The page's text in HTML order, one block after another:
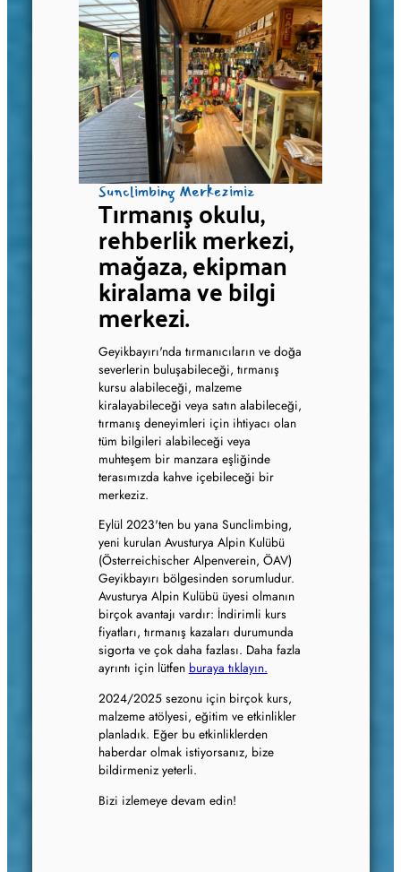
Sunclimbing Merkezimiz
Tırmanış okulu,
rehberlik merkezi,
mağaza, ekipman
kiralama ve bilgi
merkezi.
Geyikbayırı'nda tırmanıcıların ve doğa
severlerin buluşabileceği, tırmanış
kursu alabileceği, malzeme
kiralayabileceği veya satın alabileceği,
tırmanış deneyimleri için ihtiyacı olan
tüm bilgileri alabileceği veya
muhteşem bir manzara eşliğinde
terasımızda kahve içebileceği bir
merkeziz.
Eylül 2023'ten bu yana Sunclimbing,
yeni kurulan Avusturya Alpin Kulübü
(Österreichischer Alpenverein, ÖAV)
Geyikbayırı bölgesinden sorumludur.
Avusturya Alpin Kulübü üyesi olmanın
birçok avantajı vardır: İndirimli kurs
fiyatları, tırmanış kazaları durumunda
sigorta ve çok daha fazlası. Daha fazla
ayrıntı için lütfen buraya tıklayın.
2024/2025 sezonu için birçok kurs,
malzeme atölyesi, eğitim ve etkinlikler
planladık. Eğer bu etkinliklerden
haberdar olmak istiyorsanız, bize
bildirmeniz yeterli.
Bizi izlemeye devam edin!